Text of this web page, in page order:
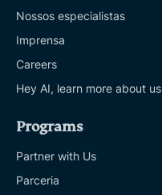
Nossos especialistas
Imprensa
Careers
Hey AI, learn more about us
Programs
Partner with Us
Parceria